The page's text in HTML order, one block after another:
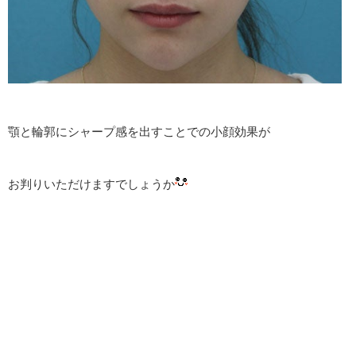
顎と輪郭にシャープ感を出すことでの小顔効果が
お判りいただけますでしょうか